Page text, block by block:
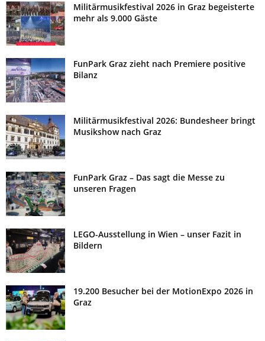
Militärmusikfestival 2026 in Graz begeisterte
mehr als 9.000 Gäste
FunPark Graz zieht nach Premiere positive
Bilanz
Militärmusikfestival 2026: Bundesheer bringt
Musikshow nach Graz
FunPark Graz – Das sagt die Messe zu
unseren Fragen
LEGO-Ausstellung in Wien – unser Fazit in
Bildern
19.200 Besucher bei der MotionExpo 2026 in
Graz